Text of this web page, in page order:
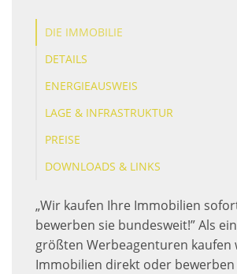
DIE IMMOBILIE
DETAILS
ENERGIEAUSWEIS
LAGE & INFRASTRUKTUR
PREISE
DOWNLOADS & LINKS
„Wir kaufen Ihre Immobilien
bewerben sie bundesweit!” Als
größten Werbeagenturen kaufen
Immobilien direkt oder bewerben